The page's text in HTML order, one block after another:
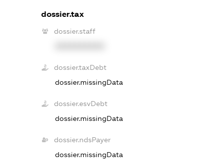
dossier.tax
dossier.staff
dossier.taxDebt
dossier.missingData
dossier.esvDebt
dossier.missingData
dossier.ndsPayer
dossier.missingData